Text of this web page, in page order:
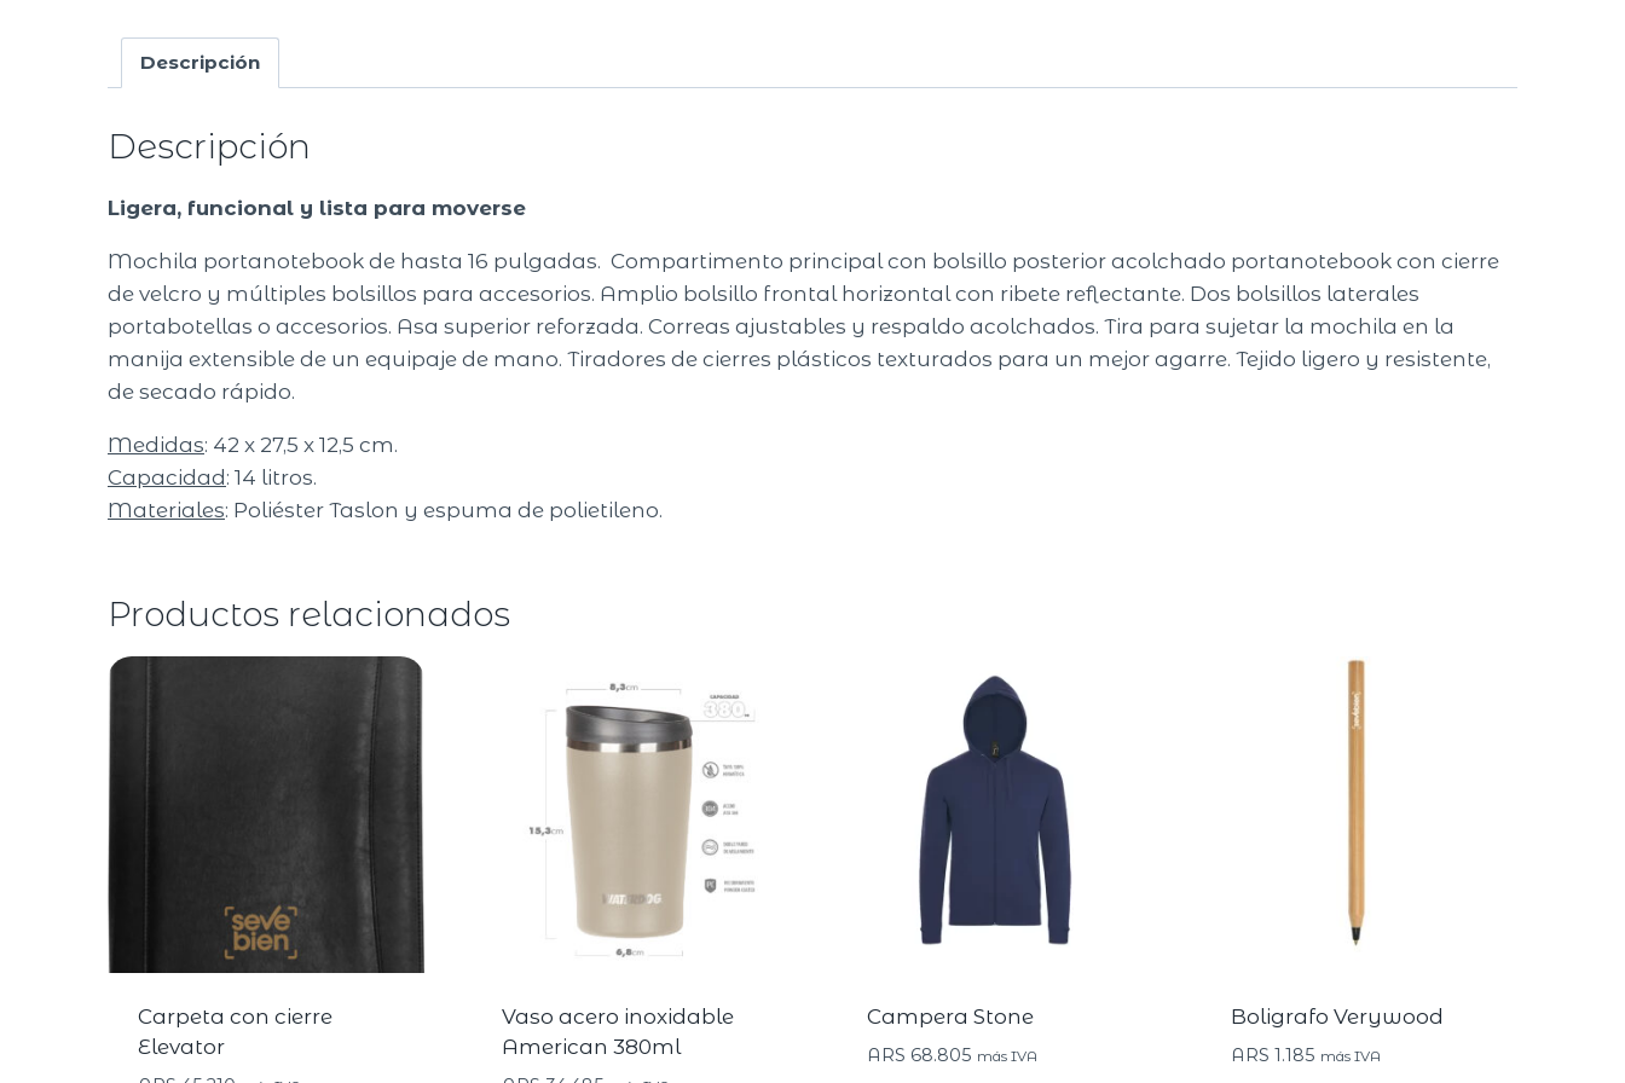
Descripción
Descripción
Ligera, funcional y lista para moverse
Mochila portanotebook de hasta 16 pulgadas. Compartimento principal con bolsillo posterior acolchado portanotebook con cierre
de velcro y múltiples bolsillos para accesorios. Amplio bolsillo frontal horizontal con ribete reflectante. Dos bolsillos laterales
portabotellas o accesorios. Asa superior reforzada. Correas ajustables y respaldo acolchados. Tira para sujetar la mochila en la
manija extensible de un equipaje de mano. Tiradores de cierres plásticos texturados para un mejor agarre. Tejido ligero y resistente,
de secado rápido.
Medidas: 42 x 27,5 x 12,5 cm.
Capacidad : 14 litros.
Materiales: Poliéster Taslon y espuma de polietileno.
Productos relacionados
Carpeta con cierre
Elevator
Vaso acero inoxidable
American 380ml
Campera Stone
ARS 68.805 más IVA
Boligrafo Verywood
ARS 1.185 más IVA